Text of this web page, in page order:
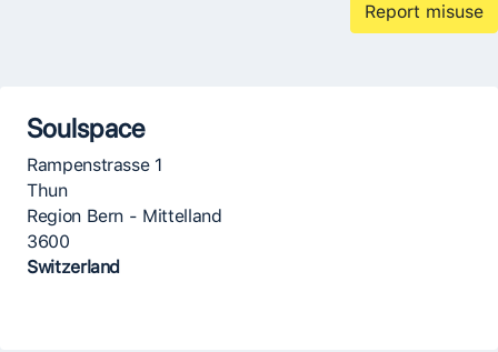
Report misuse
Soulspace
Rampenstrasse 1
Thun
Region Bern - Mittelland
3600
Switzerland